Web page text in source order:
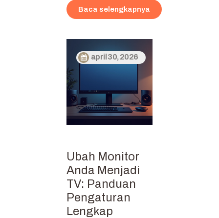
Baca selengkapnya
april 30, 2026
Ubah Monitor
Anda Menjadi
TV: Panduan
Pengaturan
Lengkap